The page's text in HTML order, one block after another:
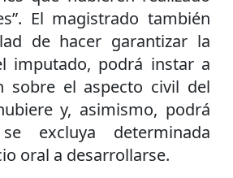
El magistrado también
de hacer garantizar la
imputado, podrá instar a
sobre el aspecto civil del
y, asimismo, podrá
excluya determinada
oral a desarrollarse.